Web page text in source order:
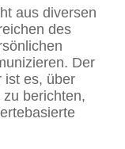
aus diversen
des
Der
ist es, über
berichten,